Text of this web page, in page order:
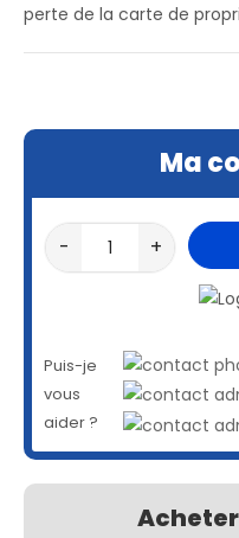
perte de la carte de
Ma
- +
Puis-je
vous
aider ?